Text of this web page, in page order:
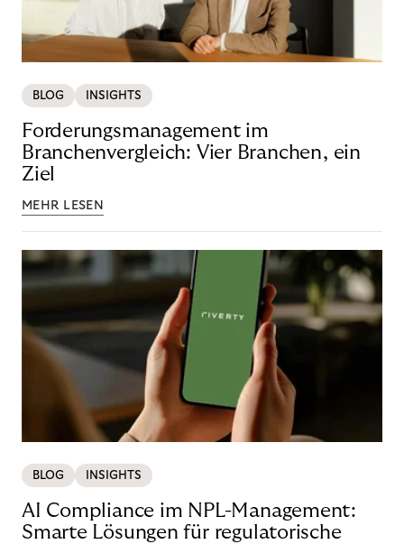
BLOG INSIGHTS
Forderungsmanagement im
Branchenvergleich: Vier Branchen, ein
Ziel
MEHR LESEN
BLOG INSIGHTS
AI Compliance im NPL-Management:
Smarte Lösungen für regulatorische